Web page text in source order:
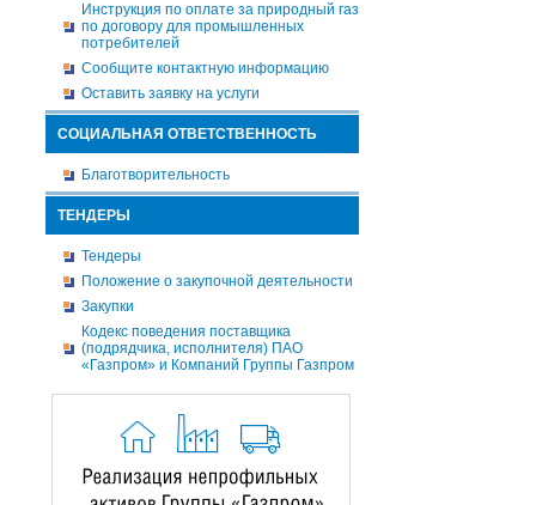
Инструкция по оплате за природный газ
по договору для промышленных
потребителей
Сообщите контактную информацию
Оставить заявку на услуги
СОЦИАЛЬНАЯ ОТВЕТСТВЕННОСТЬ
Благотворительность
ТЕНДЕРЫ
Тендеры
Положение о закупочной деятельности
Закупки
Кодекс поведения поставщика
(подрядчика, исполнителя) ПАО
«Газпром» и Компаний Группы Газпром